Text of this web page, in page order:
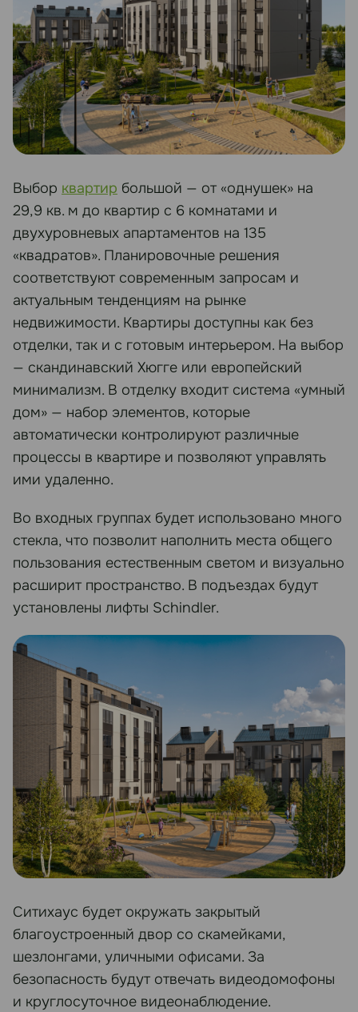
Выбор квартир большой — от «однушек» на
29,9 кв. м до квартир с 6 комнатами и
двухуровневых апартаментов на 135
«квадратов». Планировочные решения
соответствуют современным запросам и
актуальным тенденциям на рынке
недвижимости. Квартиры доступны как без
отделки, так и с готовым интерьером. На выбор
— скандинавский Хюгге или европейский
минимализм. В отделку входит система «умный
дом» — набор элементов, которые
автоматически контролируют различные
процессы в квартире и позволяют управлять
ими удаленно.
Во входных группах будет использовано много
стекла, что позволит наполнить места общего
пользования естественным светом и визуально
расширит пространство. В подъездах будут
установлены лифты Schindler.
Ситихаус будет окружать закрытый
благоустроенный двор со скамейками,
шезлонгами, уличными офисами. За
безопасность будут отвечать видеодомофоны
и круглосуточное видеонаблюдение.